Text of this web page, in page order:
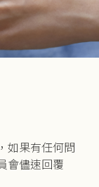
如果有任何問
會儘速回覆